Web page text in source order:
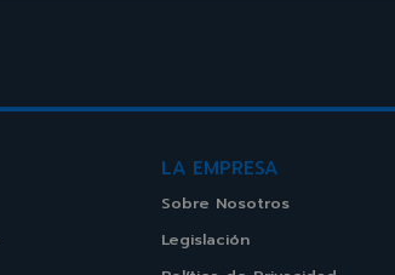
LA EMPRESA
Sobre Nosotros
Legislación